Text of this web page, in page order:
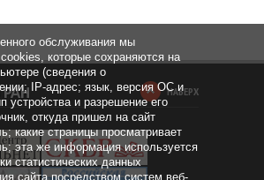
НАВЕРХ
обслуживания мы
которые сохраняются на
(сведения о
IP-адрес; язык, версия ОС и
устройства и разрешение его
откуда пришел на сайт
какие страницы просматривает
эта же информация используется
статистических данных
сайта посредством систем веб-